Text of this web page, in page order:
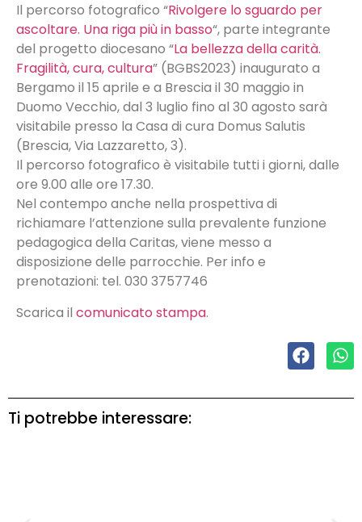
Il percorso fotografico “Rivolgere lo sguardo per
ascoltare. Una riga più in basso“, parte integrante
del progetto diocesano “La bellezza della carità.
Fragilità, cura, cultura” (BGBS2023) inaugurato a
Bergamo il 15 aprile e a Brescia il 30 maggio in
Duomo Vecchio, dal 3 luglio fino al 30 agosto sarà
visitabile presso la Casa di cura Domus Salutis
(Brescia, Via Lazzaretto, 3).
Il percorso fotografico è visitabile tutti i giorni, dalle
ore 9.00 alle ore 17.30.
Nel contempo anche nella prospettiva di
richiamare l’attenzione sulla prevalente funzione
pedagogica della Caritas, viene messo a
disposizione delle parrocchie. Per info e
prenotazioni: tel. 030 3757746
Scarica il comunicato stampa.
Ti potrebbe interessare: